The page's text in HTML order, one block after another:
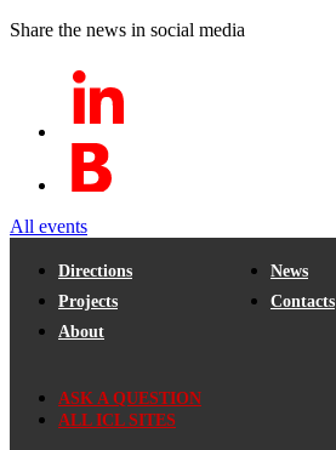
Share the news in social media
All events
Directions
Projects
About
News
Contacts
ASK A QUESTION
ALL ICL SITES